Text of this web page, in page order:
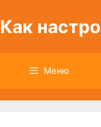
Как
Меню